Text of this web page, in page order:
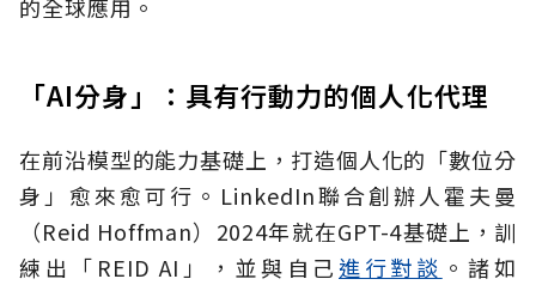
的全球應用。
「AI分身」：具有行動力的個人化代理
在前沿模型的能力基礎上，打造個人化的「數位分
身」愈來愈可行。LinkedIn聯合創辦人霍夫曼
（Reid Hoffman）2024年就在GPT-4基礎上，訓
練出「REID AI」，並與自己 進行對談 。諸如